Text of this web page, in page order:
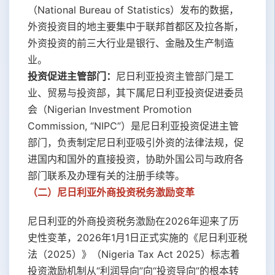
（National Bureau of Statistics）发布的数据，
外资投资目的地主要集中于联邦首都区及拉各斯，
外资投资的前三大行业是银行、金融及生产制造
业。
投资促进主管部门： 尼日利亚投资主管部门是工
业、贸易与投资部，其下属尼日利亚投资促进委员
会（Nigerian Investment Promotion
Commission, “NIPC”）是尼日利亚投资促进主管
部门，负责制定尼日利亚吸引外资的法律法规，促
进国内和国外的直接投资，协助外国公司与政府各
部门联系及办理有关的注册手续等。
（二）尼日利亚外商投资税务激励变革
尼日利亚的外商投资税务激励在2026年迎来了历
史性变革，2026年1月1日正式实施的《尼日利亚税
法（2025）》（Nigeria Tax Act 2025）标志着
投资激励机制从“利润导向”向“投资导向”的根本转